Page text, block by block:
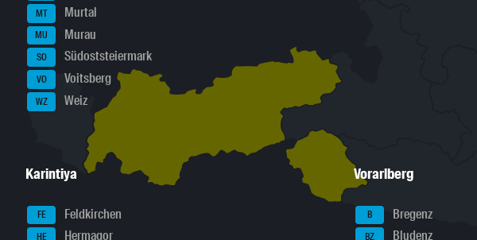
MT Murtal
MU Murau
SO Südoststeiermark
VO Voitsberg
WZ Weiz
Karintiya
FE Feldkirchen
HE Hermagor
Vorarlberg
B Bregenz
BZ Bludenz